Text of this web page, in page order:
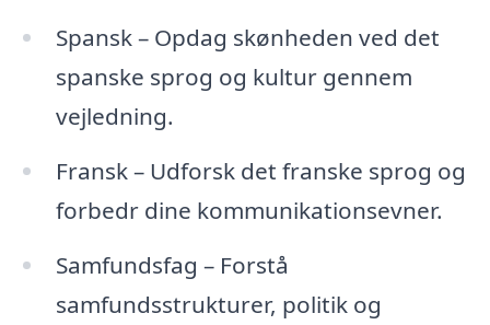
Spansk – Opdag skønheden ved det
spanske sprog og kultur gennem
vejledning.
Fransk – Udforsk det franske sprog og
forbedr dine kommunikationsevner.
Samfundsfag – Forstå
samfundsstrukturer, politik og